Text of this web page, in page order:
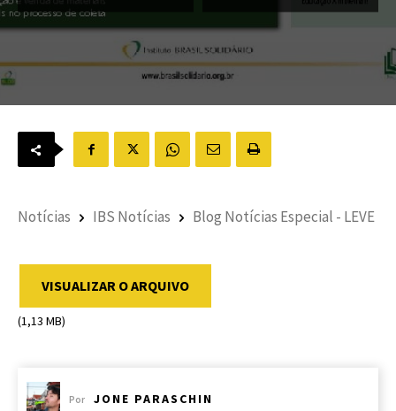
Notícias IBS Notícias Blog Notícias Especial - LEVE
VISUALIZAR O ARQUIVO
(1,13 MB)
Por JONE PARASCHIN